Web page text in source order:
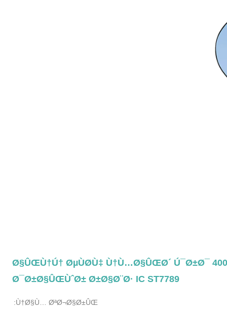
1.38 Ø§ÛŒÙ†Ú† ØµÙØ­Ù‡ Ù†Ù…Ø§ÛŒØ´ Ú¯Ø±Ø¯
Ø¯Ø±Ø§ÛŒÙˆØ± Ø±Ø§Ø¨Ø· IC ST7789
Ù†Ø§Ù… ØªØ¬Ø§Ø±ÛŒ: